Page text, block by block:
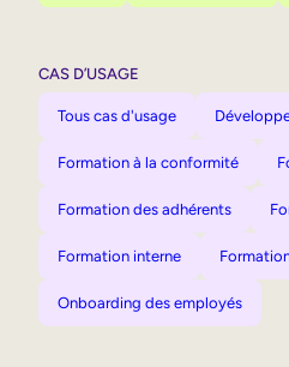
CAS D’USAGE
Tous cas d'usage
Formation à la conformité
Formation des adhérents
Formation interne
Onboarding des employés